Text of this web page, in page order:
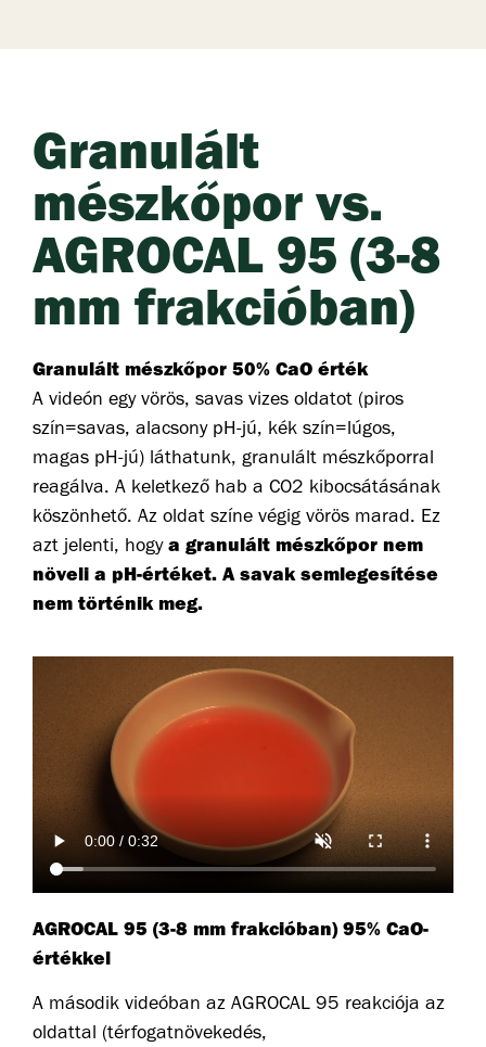
Granulált
mészkőpor vs.
AGROCAL 95 (3-8
mm frakcióban)
Granulált mészkőpor 50% CaO érték
A videón egy vörös, savas vizes oldatot (piros
szín=savas, alacsony pH-jú, kék szín=lúgos,
magas pH-jú) láthatunk, granulált mészkőporral
reagálva. A keletkező hab a CO2 kibocsátásának
köszönhető. Az oldat színe végig vörös marad. Ez
azt jelenti, hogya granulált mészkőpor nem
növeli a pH-értéket. A savak semlegesítése
nem történik meg.
AGROCAL 95 (3-8 mm frakcióban) 95% CaO-
értékkel
A második videóban az AGROCAL 95 reakciója az
oldattal (térfogatnövekedés,